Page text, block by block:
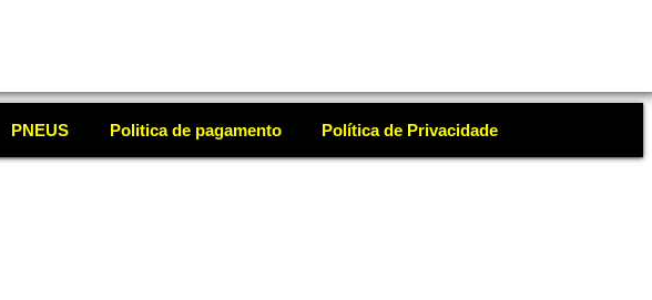
PNEUS Politica de pagamento
Política de Privacidade